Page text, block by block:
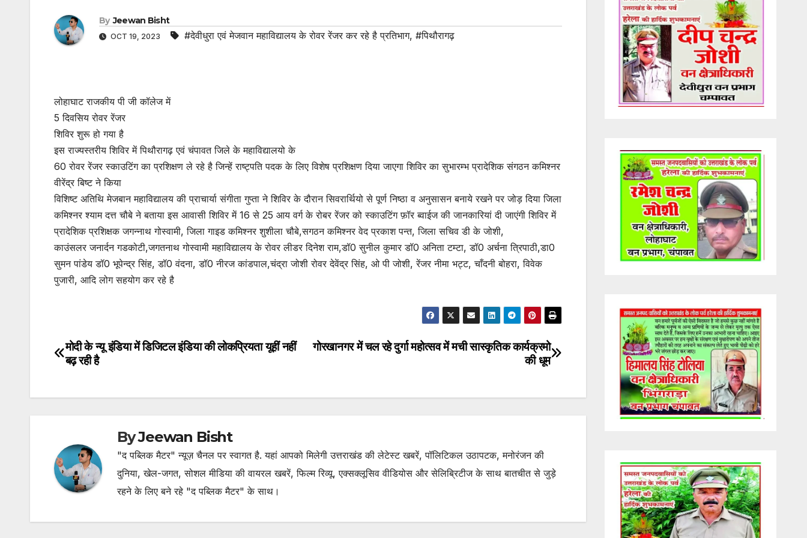
By Jeewan Bisht
OCT 19, 2023 #देवीधुरा एवं मेजवान महाविद्यालय के रोवर रेंजर कर रहे है प्रतिभाग, #पिथौरागढ़
लोहाघाट राजकीय पी जी कॉलेज में
5 दिवसिय रोवर रेंजर
शिविर शुरू हो गया है
इस राज्यस्तरीय शिविर में पिथौरागढ़ एवं चंपावत जिले के महाविद्यालयो के
60 रोवर रेंजर स्काउटिंग का प्रशिक्षण ले रहे है जिन्हें राष्ट्पति पदक के लिए विशेष प्रशिक्षण दिया जाएगा शिविर का सुभारम्भ प्रादेशिक संगठन कमिश्नर
वीरेंद्र बिष्ट ने किया
विशिष्ट अतिथि मेजबान महाविद्यालय की प्राचार्या संगीता गुप्ता ने शिविर के दौरान सिवरार्थियो से पूर्ण निष्ठा व अनुसासन बनाये रखने पर जोड़ दिया जिला
कमिश्नर श्याम दत्त चौबे ने बताया इस आवासी शिविर में 16 से 25 आय वर्ग के रोबर रेंजर को स्काउटिंग फ़ॉर ब्वाईज की जानकारियां दी जाएंगी शिविर में
प्रादेशिक प्रशिक्षक जगन्नाथ गोस्वामी, जिला गाइड कमिश्नर शुशीला चौबे,सगठन कमिश्नर वेद प्रकाश पन्त, जिला सचिव डी के जोशी,
काउंसलर जनार्दन गडकोटी,जगतनाथ गोस्वामी महाविद्यालय के रोवर लीडर दिनेश राम,डॉ0 सुनील कुमार डॉ0 अनिता टम्टा, डॉ0 अर्चना त्रिपाठी,डा0
सुमन पांडेय डॉ0 भूपेन्द्र सिंह, डॉ0 वंदना, डॉ0 नीरज कांडपाल,चंद्रा जोशी रोवर देवेंद्र सिंह, ओ पी जोशी, रेंजर नीमा भट्ट, चाँदनी बोहरा, विवेक
पुजारी, आदि लोग सहयोग कर रहे है
Post
गोरखानगर में चल रहे दुर्गा महोत्सव में मची सास्कृतिक कार्यक्रमो
की धूम
मोदी के न्यू इंडिया में डिजिटल इंडिया की लोकप्रियता यूहीं नहीं
बढ़ रही है
ByJeewan Bisht
"द पब्लिक मैटर" न्यूज़ चैनल पर स्वागत है. यहां आपको मिलेगी उत्तराखंड की लेटेस्ट खबरें, पॉलिटिकल उठापटक, मनोरंजन की
दुनिया, खेल-जगत, सोशल मीडिया की वायरल खबरें, फिल्म रिव्यू, एक्सक्लूसिव वीडियोस और सेलिब्रिटीज के साथ बातचीत से जुड़े
रहने के लिए बने रहे "द पब्लिक मैटर" के साथ।